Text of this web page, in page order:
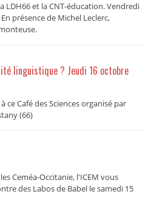
LDH66 et la CNT­-éducation. Vendredi
présence de Michel Leclerc,
linguistique ? Jeudi 16 octobre
ce Café des Sciences organisé par
(66)
Ceméa-Occitanie, l'ICEM vous
des Labos de Babel le samedi 15